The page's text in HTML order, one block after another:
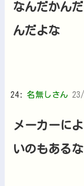
なんだかん
んだよな
24: 名無しさん
メーカーに
いのもあるな